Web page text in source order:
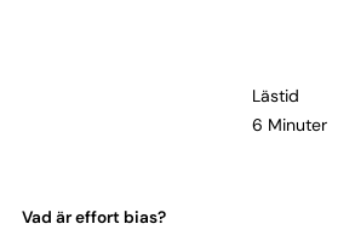
Lästid
6 Minuter
Vad är effort bias?